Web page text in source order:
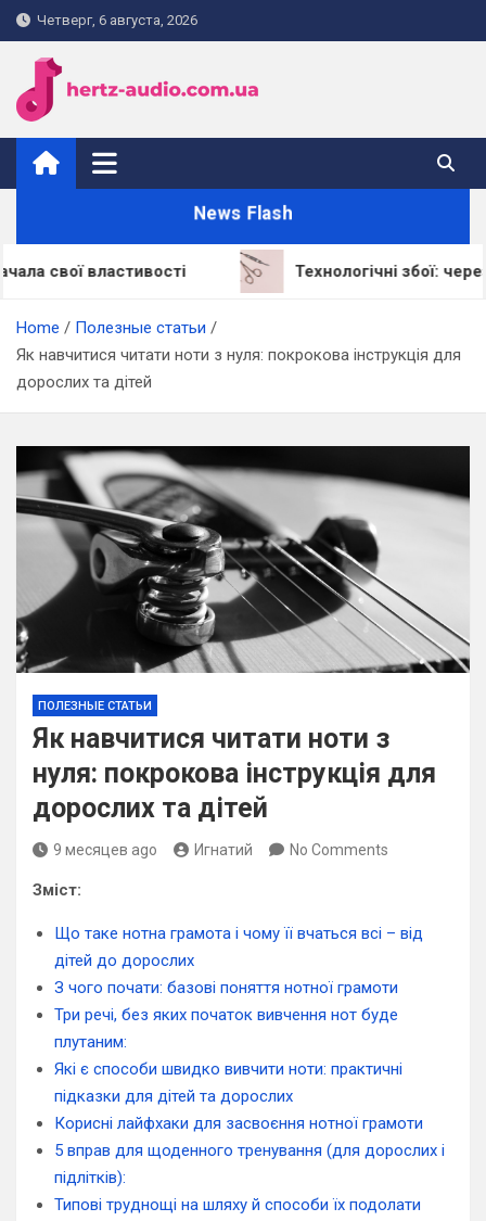
Skip
to
content
Четверг, 6 августа, 2026
hertz-audio.com.ua
News Flash
Технологічні збої: через що
Home
Полезные статьи
Як навчитися читати ноти з нуля: покрокова інструкція для
дорослих та дітей
ПОЛЕЗНЫЕ СТАТЬИ
Як навчитися читати ноти з
нуля: покрокова інструкція для
дорослих та дітей
9 месяцев ago Игнатий No Comments
Зміст:
Що таке нотна грамота і чому її вчаться всі – від
дітей до дорослих
З чого почати: базові поняття нотної грамоти
Три речі, без яких початок вивчення нот буде
плутаним:
Які є способи швидко вивчити ноти: практичні
підказки для дітей та дорослих
Корисні лайфхаки для засвоєння нотної грамоти
5 вправ для щоденного тренування (для дорослих і
підлітків):
Типові труднощі на шляху й способи їх подолати